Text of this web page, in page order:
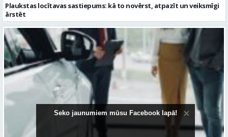
Plaukstas locītavas sastiepums: kā to novērst, atpazīt un veiksmīgi
ārstēt
Seko jaunumiem mūsu Facebook lapā!